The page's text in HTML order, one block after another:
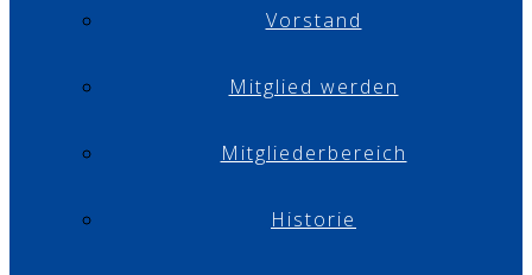
Vorstand
Mitglied werden
Mitgliederbereich
Historie